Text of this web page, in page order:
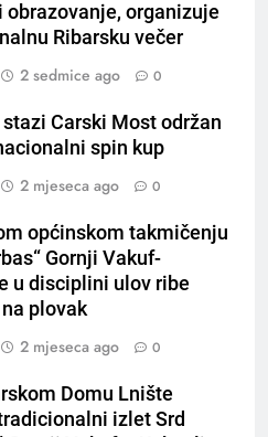
obrazovanje, organizuje
Ribarsku večer
2 sedmice ago 0
stazi Carski Most održan
spin kup
2 mjeseca ago 0
općinskom takmičenju
Gornji Vakuf-
u disciplini ulov ribe
plovak
2 mjeseca ago 0
Domu Lnište
izlet Srd